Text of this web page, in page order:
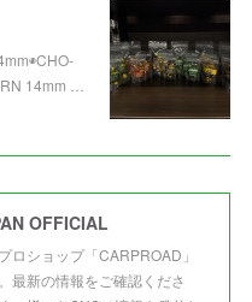
14mm …
OFFICIAL
ロショップ「CARPROAD」
最新の情報をご確認くださ